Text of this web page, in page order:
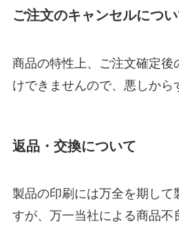
ご注文のキャンセルにつ
商品の特性上、ご注文確定後
けできませんので、悪しから
返品・交換について
製品の印刷には万全を期して
すが、万一当社による商品不